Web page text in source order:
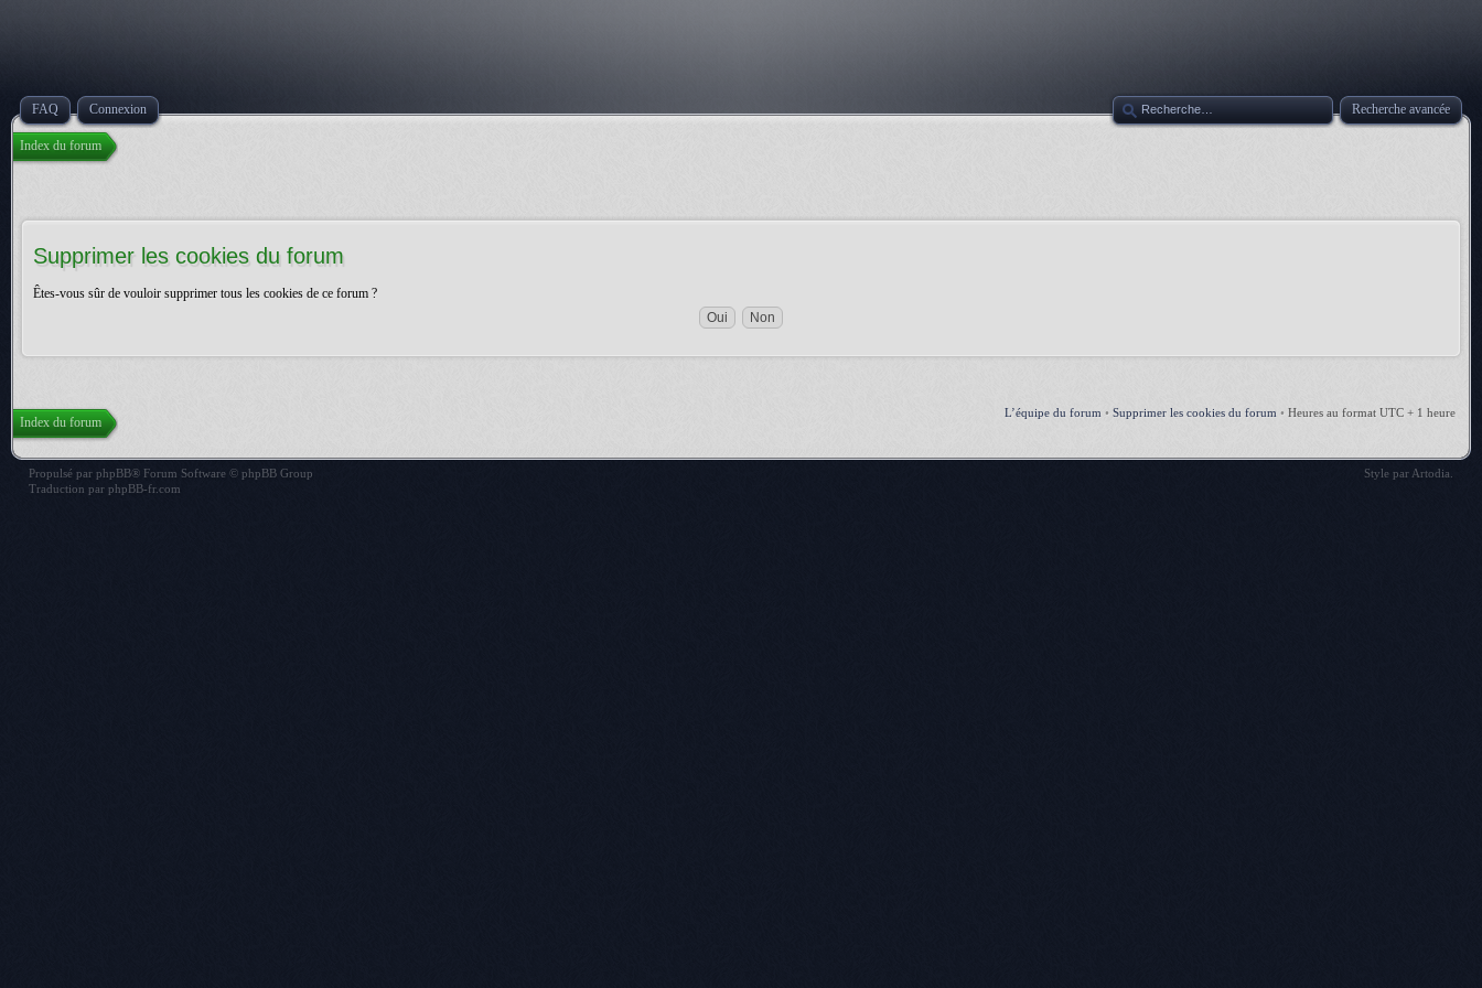
FAQ Connexion Recherche avancée
Index du forum
Supprimer les cookies du forum
Êtes-vous sûr de vouloir supprimer tous les cookies de ce forum ?
L’équipe du forum • Supprimer les cookies du forum • Heures au format UTC + 1 heure
Index du forum
Propulsé par phpBB® Forum Software © phpBB Group
Traduction par phpBB-fr.com
Style par Artodia